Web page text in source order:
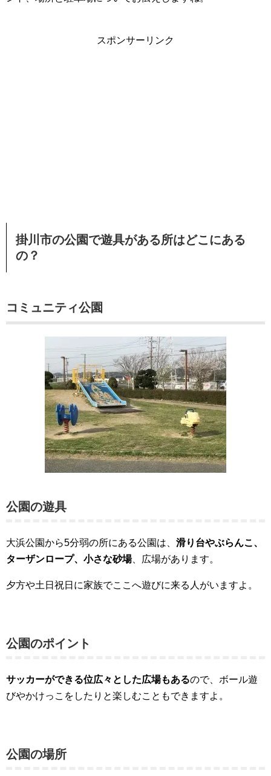
スポンサーリンク
掛川市の公園で遊具がある所はどこにある
の？
コミュニティ公園
公園の遊具
大浜公園から5分弱の所にある公園は、 滑り台やぶらんこ、
ターザンロープ、小さな砂場、広場があります。
夕方や土日祝日に家族でここへ遊びに来る人がいますよ。
公園のポイント
サッカーができる位広々とした広場もあるので、ボール遊
びやかけっこをしたりと楽しむこともできますよ。
公園の場所